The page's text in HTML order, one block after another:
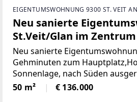
EIGENTUMSWOHNUNG 9300 ST. VEIT
Neu sanierte
St.Veit/Glan im
Neu sanierte
Gehminuten zum
Sonnenlage, nach Süden
Grüne, mangelangt über nur 4
Wohnung, Kindergarten,
50 m² € 136.000